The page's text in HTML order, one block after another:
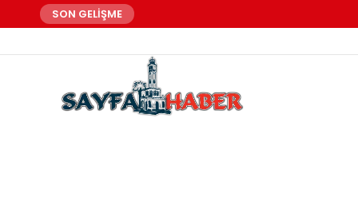
SON GELİŞME